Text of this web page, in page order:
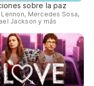
sobre la paz
Lennon, Mercedes Sosa,
Jackson y más